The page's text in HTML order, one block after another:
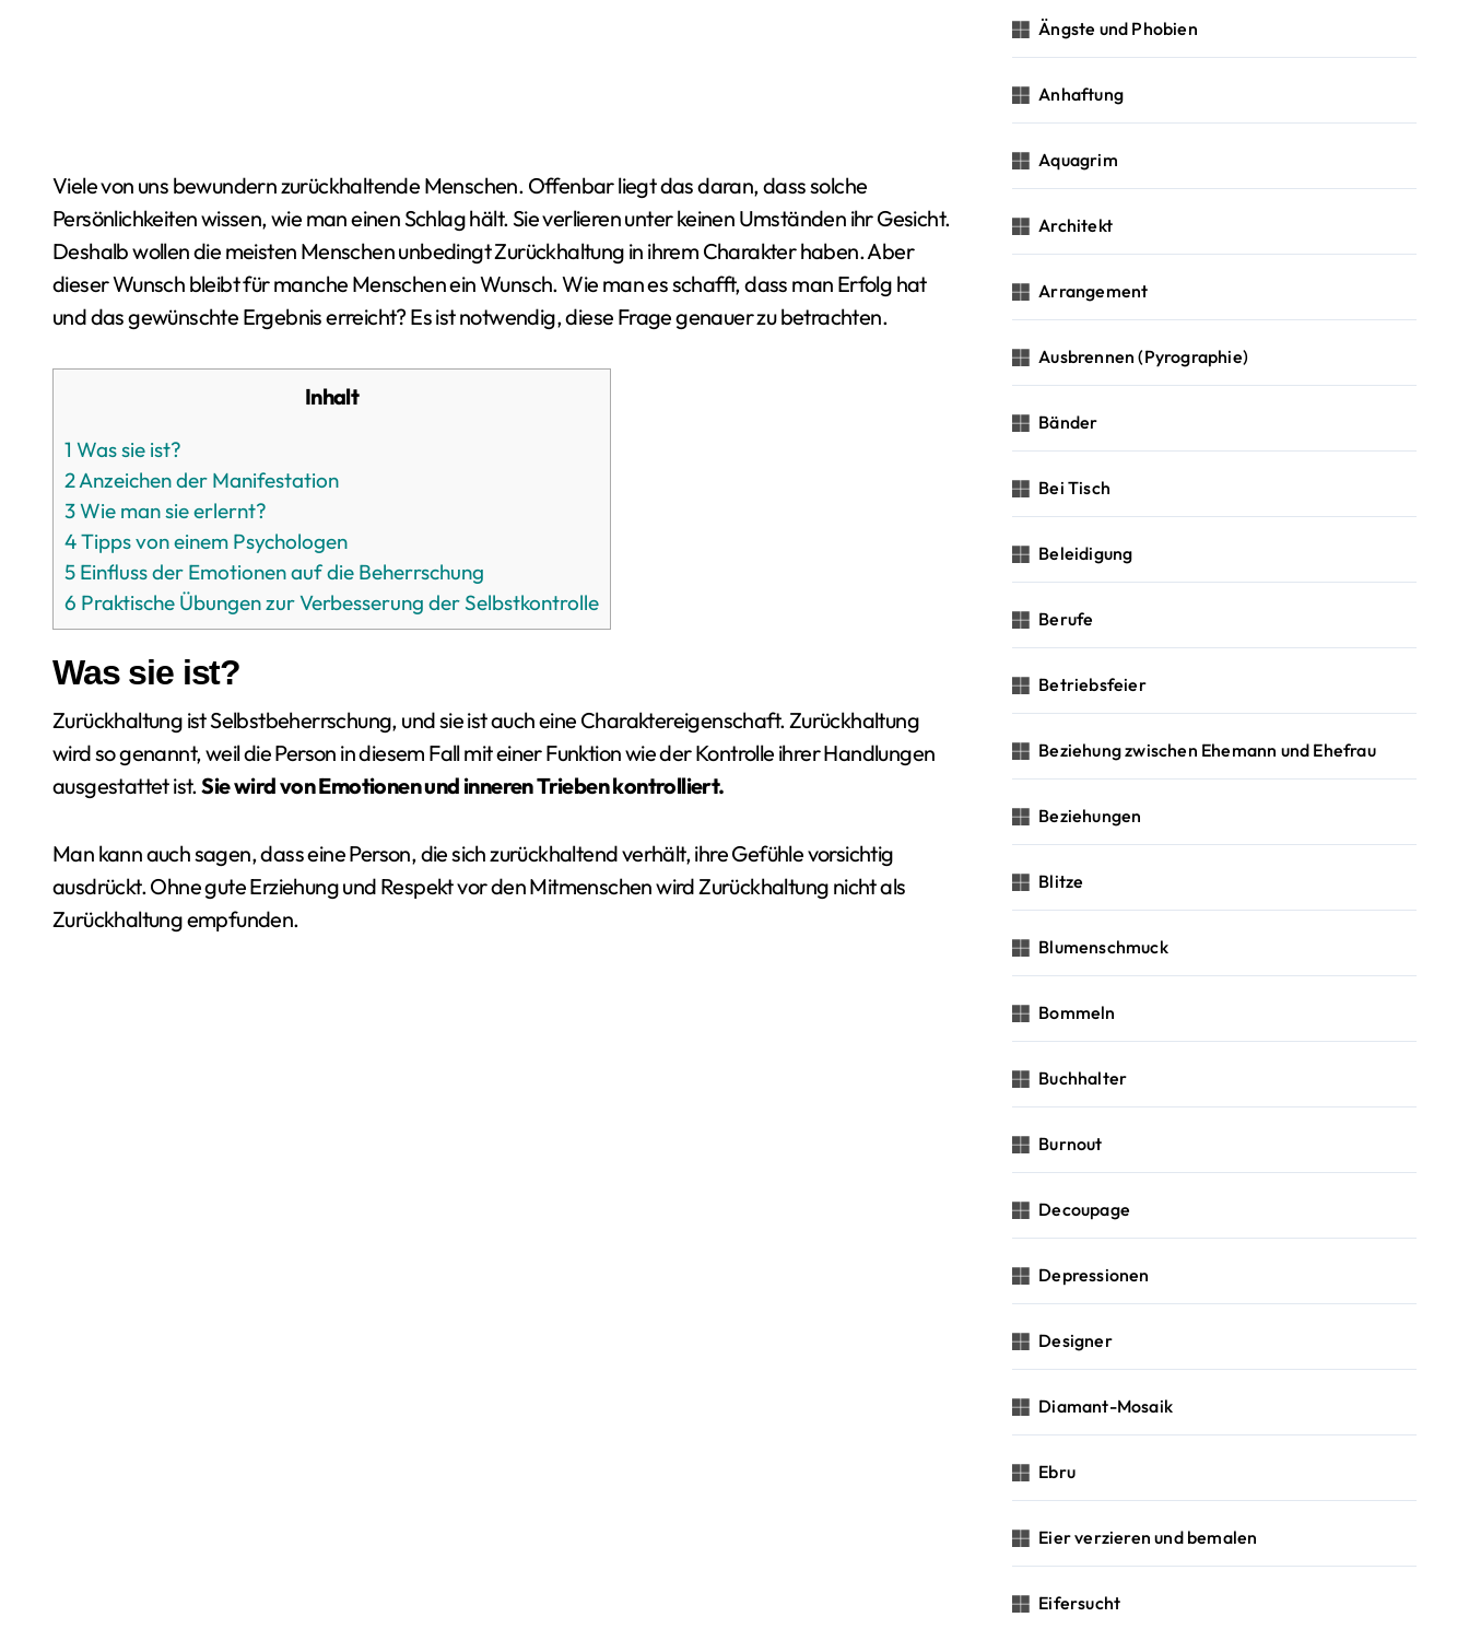
Viele von uns bewundern zurückhaltende Menschen. Offenbar liegt das daran, dass solche
Persönlichkeiten wissen, wie man einen Schlag hält. Sie verlieren unter keinen Umständen ihr Gesicht.
Deshalb wollen die meisten Menschen unbedingt Zurückhaltung in ihrem Charakter haben. Aber
dieser Wunsch bleibt für manche Menschen ein Wunsch. Wie man es schafft, dass man Erfolg hat
und das gewünschte Ergebnis erreicht? Es ist notwendig, diese Frage genauer zu betrachten.
Inhalt
1 Was sie ist?
2Anzeichen der Manifestation
3Wie man sie erlernt?
4Tipps von einem Psychologen
5 Einfluss der Emotionen auf die Beherrschung
6 Praktische Übungen zur Verbesserung der Selbstkontrolle
Was sie ist?
Zurückhaltung ist Selbstbeherrschung, und sie ist auch eine Charaktereigenschaft. Zurückhaltung
wird so genannt, weil die Person in diesem Fall mit einer Funktion wie der Kontrolle ihrer Handlungen
ausgestattet ist.Sie wird von Emotionen und inneren Trieben kontrolliert.
Man kann auch sagen, dass eine Person, die sich zurückhaltend verhält, ihre Gefühle vorsichtig
ausdrückt. Ohne gute Erziehung und Respekt vor den Mitmenschen wird Zurückhaltung nicht als
Zurückhaltung empfunden.
Ängste und Phobien
Anhaftung
Aquagrim
Architekt
Arrangement
Ausbrennen (Pyrographie)
Bänder
Bei Tisch
Beleidigung
Berufe
Betriebsfeier
Beziehung zwischen Ehemann und Ehefrau
Beziehungen
Blitze
Blumenschmuck
Bommeln
Buchhalter
Burnout
Decoupage
Depressionen
Designer
Diamant-Mosaik
Ebru
Eier verzieren und bemalen
Eifersucht